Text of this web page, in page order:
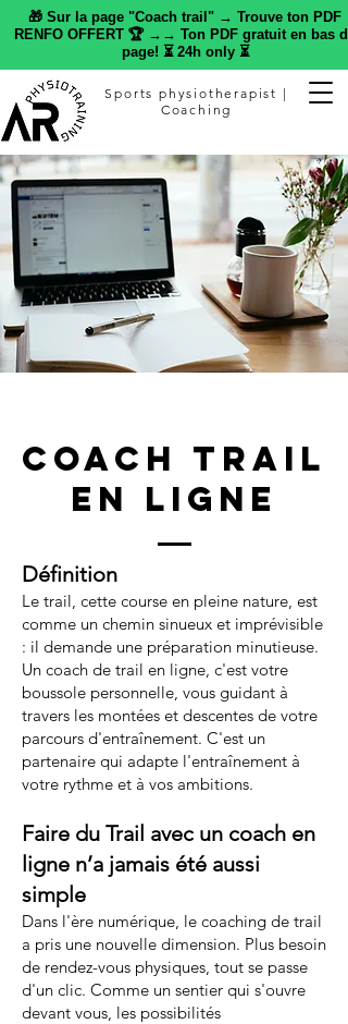
🎁 Sur la page "Coach trail" → Trouve ton PDF
RENFO OFFERT 🏆 →→ Ton PDF gratuit en bas de
page! ⏳ 24h only ⏳
Sports physiotherapist |
Coaching
Coach trail
en ligne
Définition
Le trail, cette course en pleine nature, est
comme un chemin sinueux et imprévisible
: il demande une préparation minutieuse.
Un coach de trail en ligne, c'est votre
boussole personnelle, vous guidant à
travers les montées et descentes de votre
parcours d'entraînement. C'est un
partenaire qui adapte l'entraînement à
votre rythme et à vos ambitions.
Faire du Trail avec un coach en
ligne n’a jamais été aussi
simple
Dans l'ère numérique, le coaching de trail
a pris une nouvelle dimension. Plus besoin
de rendez-vous physiques, tout se passe
d'un clic. Comme un sentier qui s'ouvre
devant vous, les possibilités